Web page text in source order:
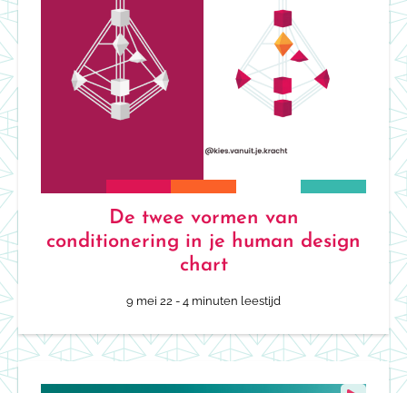
De twee vormen van
conditionering in je human design
chart
9 mei 22 - 4 minuten leestijd